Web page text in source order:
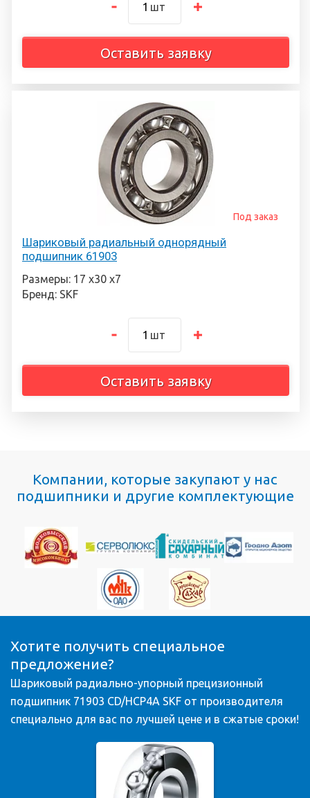
шт
Оставить заявку
Шариковый радиальный однорядный
подшипник 61903
Под заказ
Размеры: 17 х30 х7
Бренд: SKF
шт
Оставить заявку
Компании, которые закупают у нас
подшипники и другие комплектующие
Хотите получить специальное
предложение?
Шариковый радиально-упорный прецизионный
подшипник 71903 CD/HCP4A SKF от производителя
специально для вас по лучшей цене и в сжатые сроки!